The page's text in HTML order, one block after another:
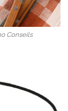
Conseils